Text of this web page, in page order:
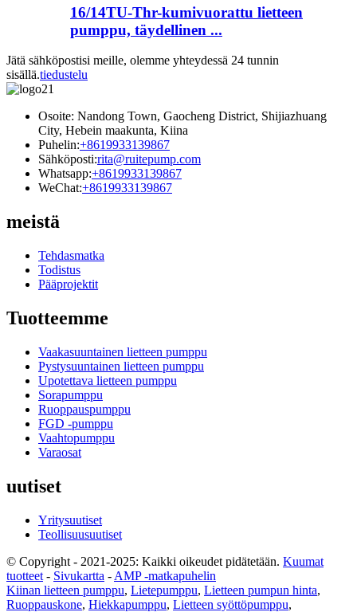
16/14TU-Thr-kumivuorattu lietteen
pumppu, täydellinen ...
Jätä sähköpostisi meille, olemme yhteydessä 24 tunnin
sisällä.tiedustelu
Osoite: Nandong Town, Gaocheng District, Shijiazhuang
City, Hebein maakunta, Kiina
Puhelin:+8619933139867
Sähköposti:rita@ruitepump.com
Whatsapp:+8619933139867
WeChat:+8619933139867
meistä
Tehdasmatka
Todistus
Pääprojektit
Tuotteemme
Vaakasuuntainen lietteen pumppu
Pystysuuntainen lietteen pumppu
Upotettava lietteen pumppu
Sorapumppu
Ruoppauspumppu
FGD -pumppu
Vaahtopumppu
Varaosat
uutiset
Yritysuutiset
Teollisuusuutiset
© Copyright - 2021-2025: Kaikki oikeudet pidätetään. Kuumat
tuotteet - Sivukartta - AMP -matkapuhelin
Kiinan lietteen pumppu, Lietepumppu, Lietteen pumpun hinta,
Ruoppauskone, Hiekkapumppu, Lietteen syöttöpumppu,